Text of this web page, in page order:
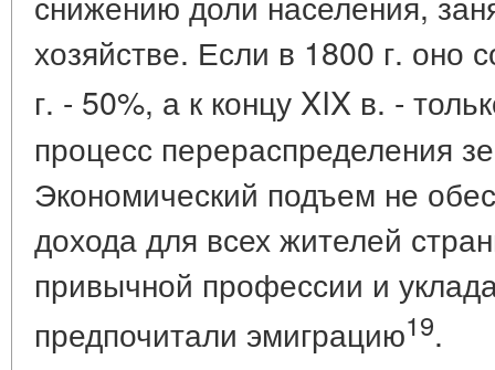
хозяйстве. Если в 1800 г. оно
г. - 50%, а к концу XIX в. -
процесс перераспределения
Экономический подъем не
дохода для всех жителей
привычной профессии и
предпочитали эмиграцию19.